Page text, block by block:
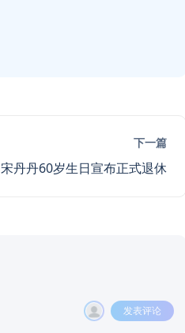
下一篇
宋丹丹60岁生日宣布正式退休
发表评论